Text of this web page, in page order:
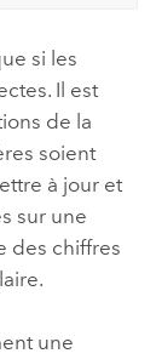
si les
Il est
de la
soient
à jour et
sur une
des chiffres
une